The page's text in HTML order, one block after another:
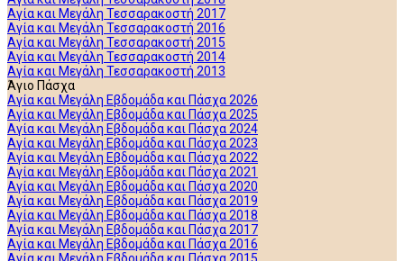
Αγία και Μεγάλη Τεσσαρακοστή 2017
Αγία και Μεγάλη Τεσσαρακοστή 2016
Αγία και Μεγάλη Τεσσαρακοστή 2015
Αγία και Μεγάλη Τεσσαρακοστή 2014
Αγία και Μεγάλη Τεσσαρακοστή 2013
Άγιο Πάσχα
Αγία και Μεγάλη Εβδομάδα και Πάσχα 2026
Αγία και Μεγάλη Εβδομάδα και Πάσχα 2025
Αγία και Μεγάλη Εβδομάδα και Πάσχα 2024
Αγία και Μεγάλη Εβδομάδα και Πάσχα 2023
Αγία και Μεγάλη Εβδομάδα και Πάσχα 2022
Αγία και Μεγάλη Εβδομάδα και Πάσχα 2021
Αγία και Μεγάλη Εβδομάδα και Πάσχα 2020
Αγία και Μεγάλη Εβδομάδα και Πάσχα 2019
Αγία και Μεγάλη Εβδομάδα και Πάσχα 2018
Αγία και Μεγάλη Εβδομάδα και Πάσχα 2017
Αγία και Μεγάλη Εβδομάδα και Πάσχα 2016
Αγία και Μεγάλη Εβδομάδα και Πάσχα 2015